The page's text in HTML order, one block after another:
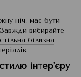
ніч, має бути
вибирайте
білизна
інтер'єру